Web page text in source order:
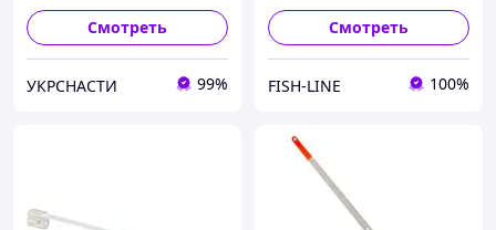
Смотреть
УКРСНАСТИ 99%
Смотреть
FISH-LINE 100%